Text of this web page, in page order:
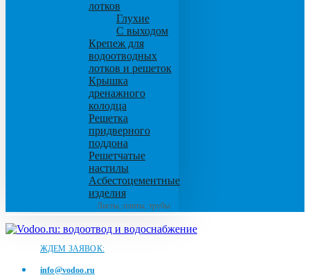
лотков
Глухие
С выходом
Крепеж для
водоотводных
лотков и решеток
Крышка
дренажного
колодца
Решетка
придверного
поддона
Решетчатые
настилы
Асбестоцементные
изделия
Листы, плиты, трубы
ЖДЕМ ЗАЯВОК:
info@vodoo.ru